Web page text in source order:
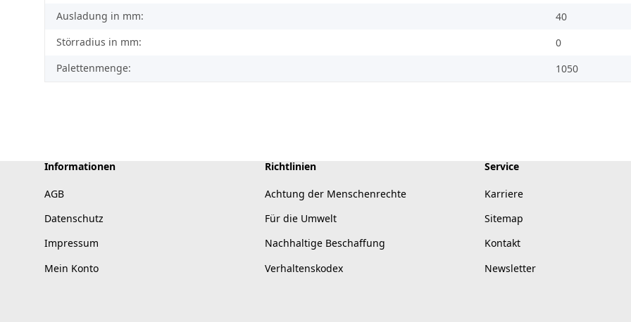
Ausladung in mm:
40
Störradius in mm:
0
Palettenmenge:
1050
Informationen
AGB
Datenschutz
Impressum
Mein Konto
Richtlinien
Achtung der Menschenrechte
Für die Umwelt
Nachhaltige Beschaffung
Verhaltenskodex
Service
Karriere
Sitemap
Kontakt
Newsletter